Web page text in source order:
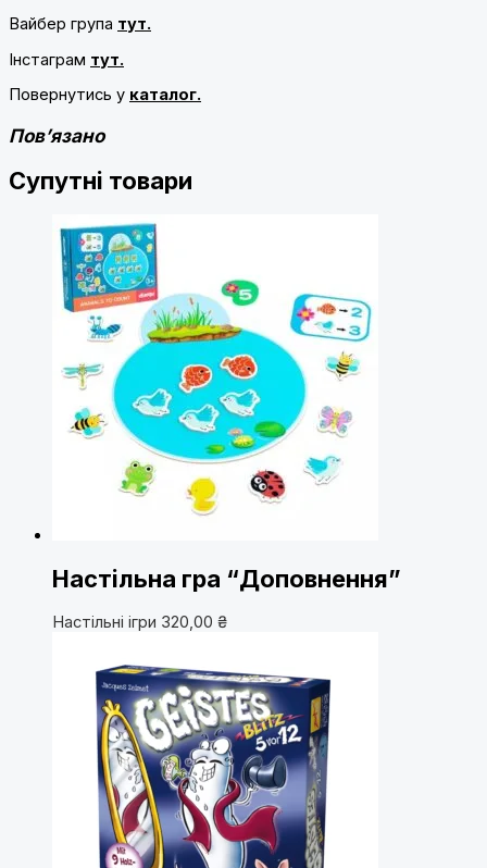
Вайбер група тут.
Інстаграм тут.
Повернутись у каталог.
Пов’язано
Супутні товари
Настільна гра “Доповнення”
Настільні ігри 320,00 ₴